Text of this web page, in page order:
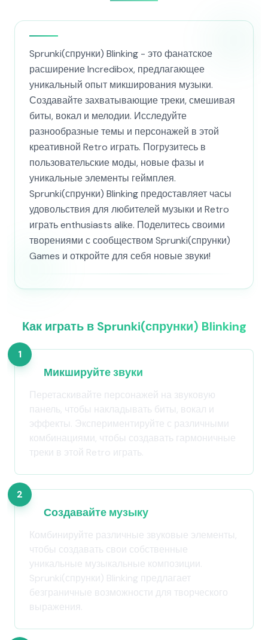
Sprunki(спрунки) Blinking - это фанатское
расширение Incredibox, предлагающее
уникальный опыт микширования музыки.
Создавайте захватывающие треки, смешивая
биты, вокал и мелодии. Исследуйте
разнообразные темы и персонажей в этой
креативной Retro играть. Погрузитесь в
пользовательские моды, новые фазы и
уникальные элементы геймплея.
Sprunki(спрунки) Blinking предоставляет часы
удовольствия для любителей музыки и Retro
играть enthusiasts alike. Поделитесь своими
творениями с сообществом Sprunki(спрунки)
Games и откройте для себя новые звуки!
Как играть в Sprunki(спрунки) Blinking
1
Микшируйте звуки
Перетаскивайте персонажей на звуковую
панель, чтобы накладывать биты, вокал и
эффекты. Экспериментируйте с различными
комбинациями, чтобы создавать гармоничные
треки в этой Retro играть.
2
Создавайте музыку
Комбинируйте различные звуковые элементы,
чтобы создавать свои собственные
уникальные музыкальные композиции.
Sprunki(спрунки) Blinking предлагает
безграничные возможности для творческого
выражения.